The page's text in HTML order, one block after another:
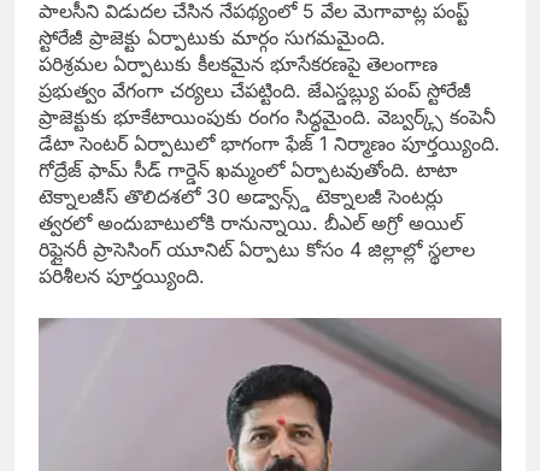
పాలసీని విడుదల చేసిన నేపథ్యంలో 5 వేల మెగావాట్ల పంప్ట్
స్టోరేజీ ప్రాజెక్టు ఏర్పాటుకు మార్గం సుగమమైంది.
పరిశ్రమల ఏర్పాటుకు కీలకమైన భూసేకరణపై తెలంగాణ
ప్రభుత్వం వేగంగా చర్యలు చేపట్టింది. జేఎస్డబ్ల్యు పంప్ స్టోరేజీ
ప్రాజెక్టుకు భూకేటాయింపుకు రంగం సిద్ధమైంది. వెబ్వర్క్స్ కంపెనీ
డేటా సెంటర్ ఏర్పాటులో భాగంగా ఫేజ్ 1 నిర్మాణం పూర్తయ్యింది.
గోద్రేజ్ ఫామ్ సీడ్ గార్డెన్ ఖమ్మంలో ఏర్పాటవుతోంది. టాటా
టెక్నాలజీస్ తొలిదశలో 30 అడ్వాన్స్డ్ టెక్నాలజీ సెంటర్లు
త్వరలో అందుబాటులోకి రానున్నాయి. బీఎల్ అగ్రో అయిల్
రిఫ్లైనరీ ప్రాసెసింగ్ యూనిట్ ఏర్పాటు కోసం 4 జిల్లాల్లో స్థలాల
పరిశీలన పూర్తయ్యింది.